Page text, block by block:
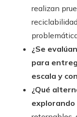
realizan
¿Se
para
escala y
¿Qué
explorando